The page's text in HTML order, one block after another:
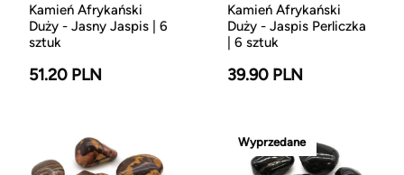
Kamień Afrykański
Duży - Jasny Jaspis | 6
sztuk
51.20 PLN
Kamień Afrykański
Duży - Jaspis Perliczka
| 6 sztuk
39.90 PLN
Wyprzedane